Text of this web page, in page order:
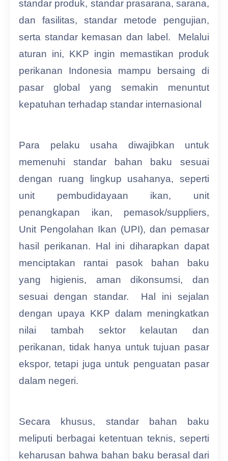
standar produk, standar prasarana, sarana,
dan fasilitas, standar metode pengujian,
serta standar kemasan dan label. Melalui
aturan ini, KKP ingin memastikan produk
perikanan Indonesia mampu bersaing di
pasar global yang semakin menuntut
kepatuhan terhadap standar internasional
Para pelaku usaha diwajibkan untuk
memenuhi standar bahan baku sesuai
dengan ruang lingkup usahanya, seperti
unit pembudidayaan ikan, unit
penangkapan ikan, pemasok/suppliers,
Unit Pengolahan Ikan (UPI), dan pemasar
hasil perikanan. Hal ini diharapkan dapat
menciptakan rantai pasok bahan baku
yang higienis, aman dikonsumsi, dan
sesuai dengan standar. Hal ini sejalan
dengan upaya KKP dalam meningkatkan
nilai tambah sektor kelautan dan
perikanan, tidak hanya untuk tujuan pasar
ekspor, tetapi juga untuk penguatan pasar
dalam negeri.
Secara khusus, standar bahan baku
meliputi berbagai ketentuan teknis, seperti
keharusan bahwa bahan baku berasal dari